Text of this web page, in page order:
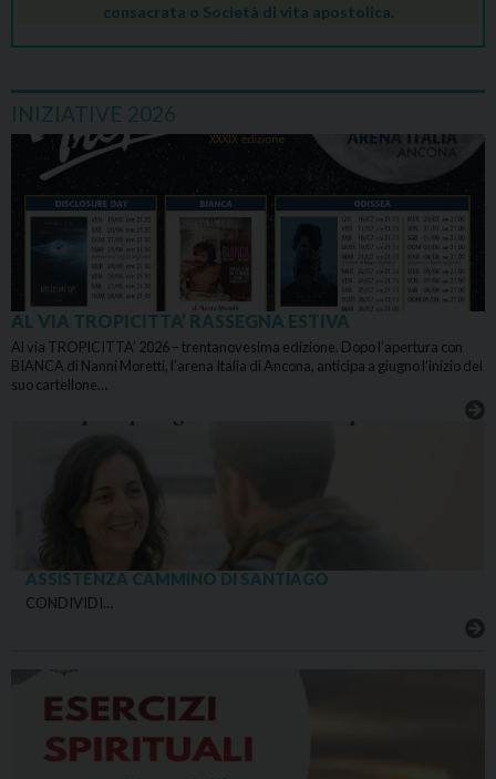
consacrata o Società di vita apostolica.
INIZIATIVE 2026
AL VIA TROPICITTA’ RASSEGNA ESTIVA
Al via TROPICITTA’ 2026 – trentanovesima edizione. Dopo l’apertura con
BIANCA di Nanni Moretti, l’arena Italia di Ancona, anticipa a giugno l’inizio del
suo cartellone…
ASSISTENZA CAMMINO DI SANTIAGO
CONDIVIDI…